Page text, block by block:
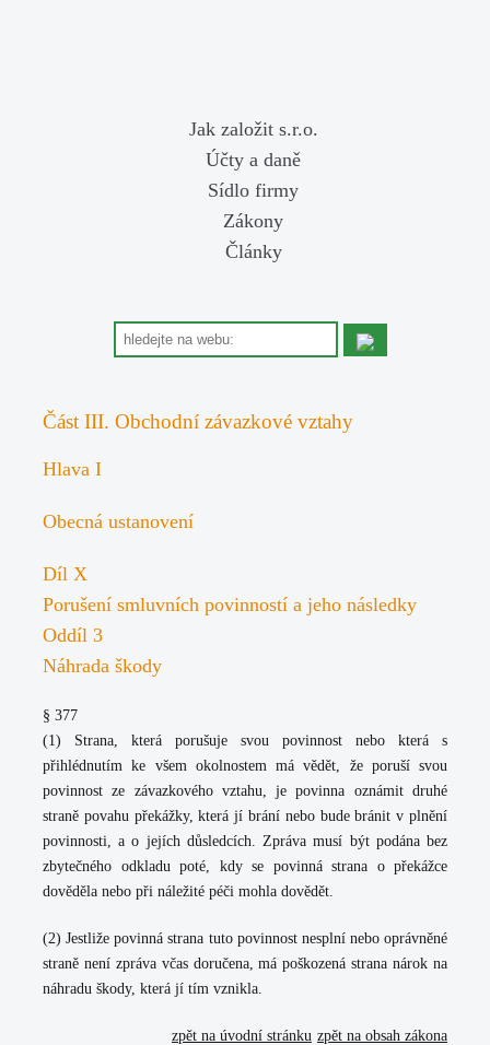
Jak založit s.r.o.
Účty a daně
Sídlo firmy
Zákony
Články
Část III. Obchodní závazkové vztahy
Hlava I
Obecná ustanovení
Díl X
Porušení smluvních povinností a jeho následky
Oddíl 3
Náhrada škody
§ 377
(1) Strana, která porušuje svou povinnost nebo která s
přihlédnutím ke všem okolnostem má vědět, že poruší svou
povinnost ze závazkového vztahu, je povinna oznámit druhé
straně povahu překážky, která jí brání nebo bude bránit v plnění
povinnosti, a o jejích důsledcích. Zpráva musí být podána bez
zbytečného odkladu poté, kdy se povinná strana o překážce
dověděla nebo při náležité péči mohla dovědět.
(2) Jestliže povinná strana tuto povinnost nesplní nebo oprávněné
straně není zpráva včas doručena, má poškozená strana nárok na
náhradu škody, která jí tím vznikla.
zpět na obsah zákona
zpět na úvodní stránku